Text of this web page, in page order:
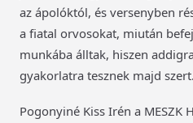
az ápolóktól, és versenyben
a fiatal orvosokat, miután
munkába álltak, hiszen
gyakorlatra tesznek majd szert.
Pogonyiné Kiss Irén a MESZK